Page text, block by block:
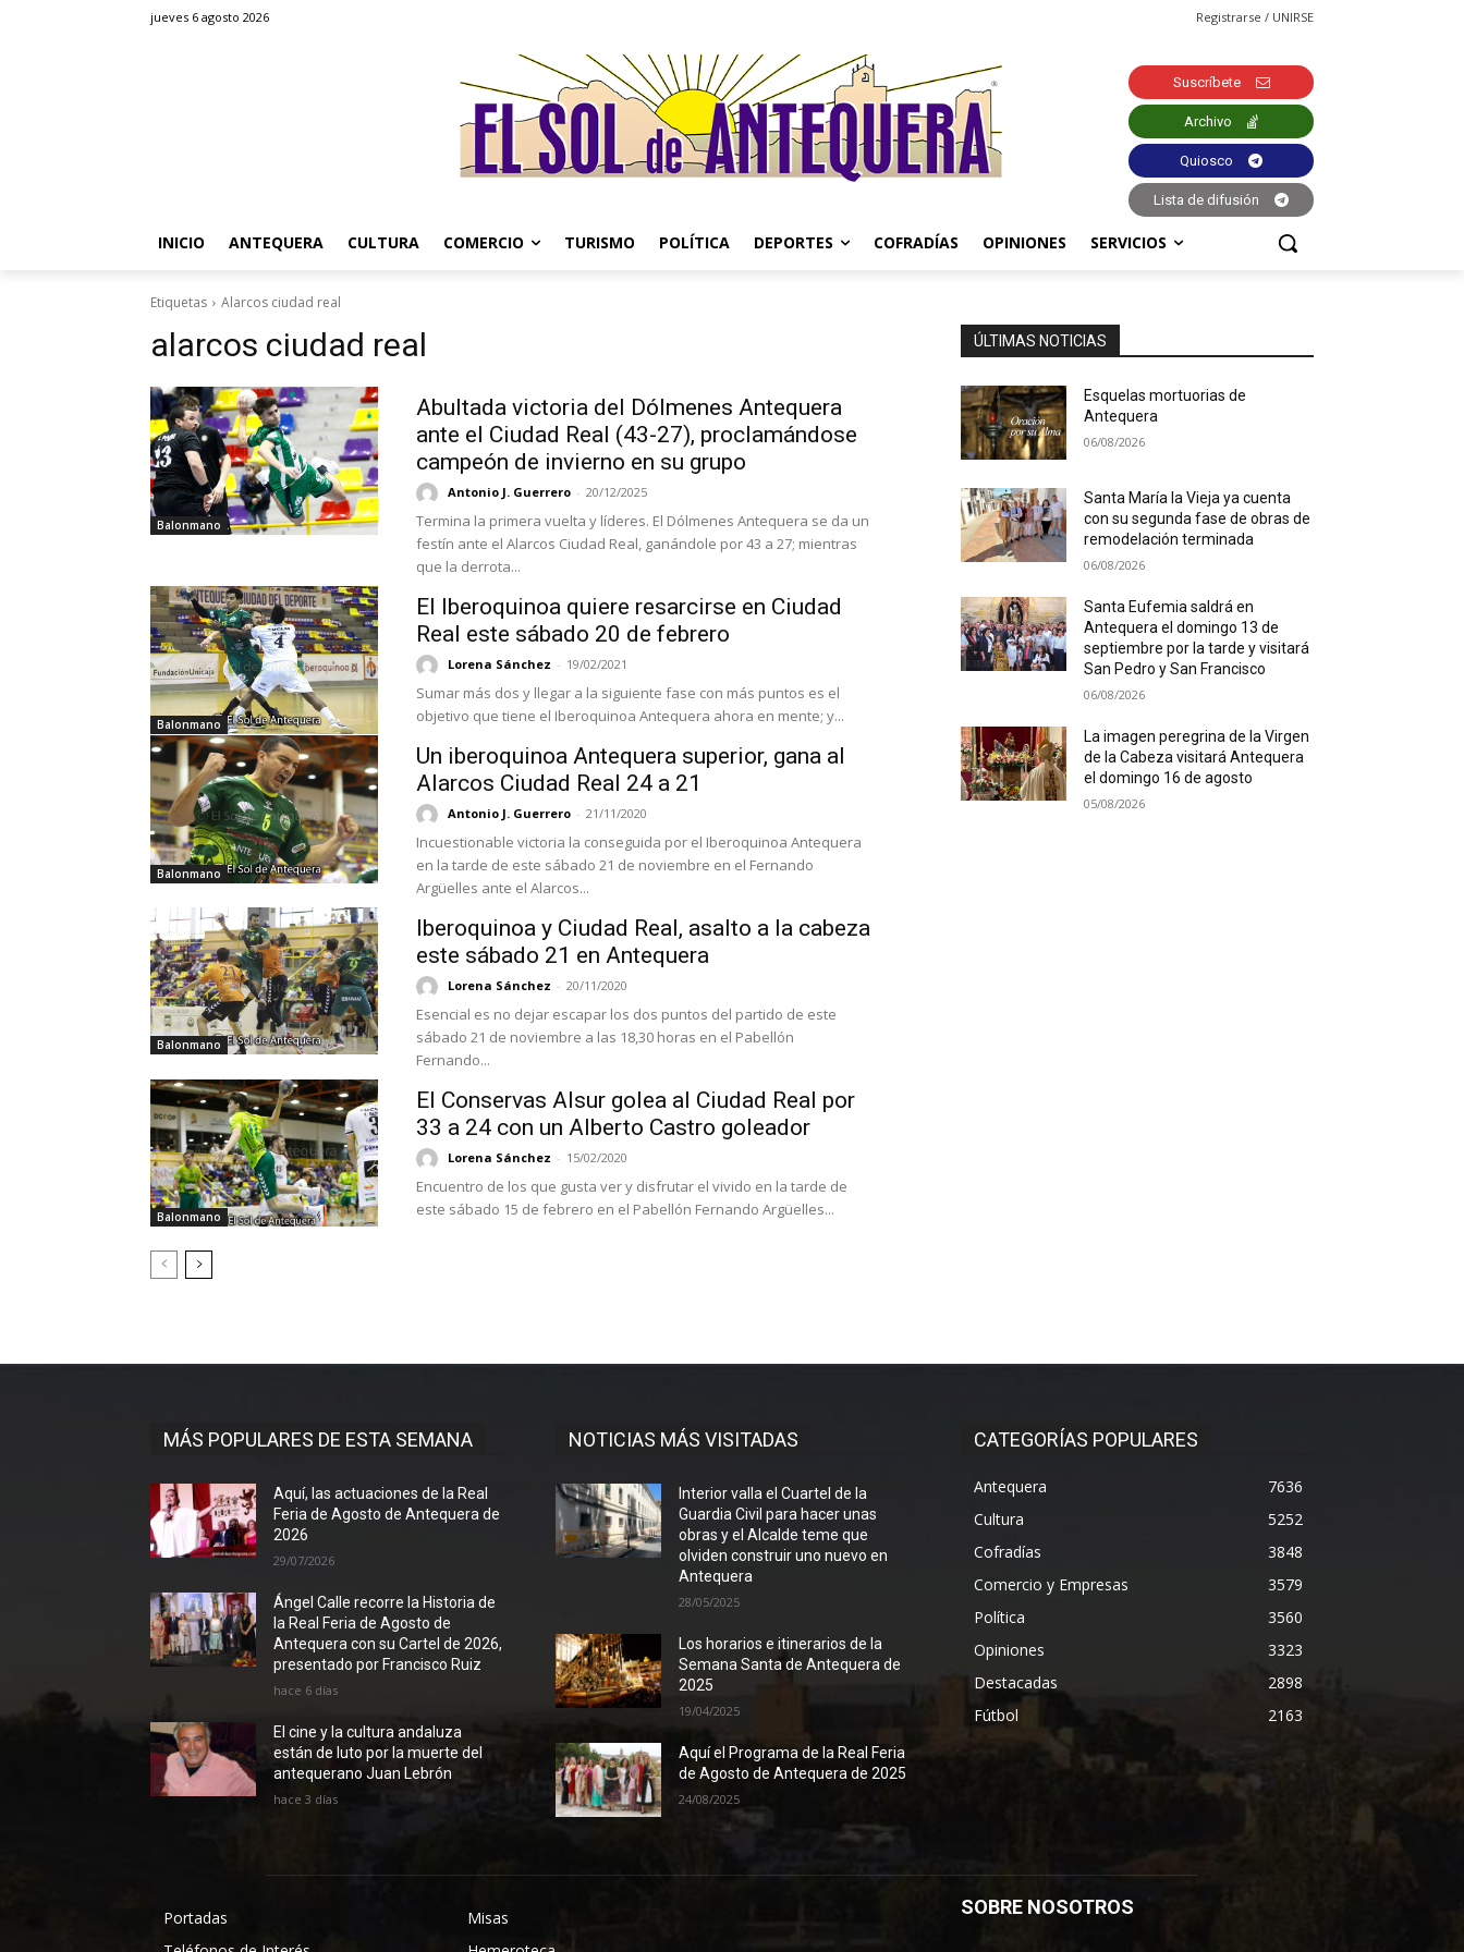
jueves 6 agosto 2026 Registrarse / UNIRSE
Suscríbete
Archivo
Quiosco
Lista de difusión
INICIO ANTEQUERA CULTURA COMERCIO TURISMO POLÍTICA DEPORTES COFRADÍAS OPINIONES SERVICIOS
Etiquetas Alarcos ciudad real
alarcos ciudad real
Balonmano
Abultada victoria del Dólmenes Antequera
ante el Ciudad Real (43-27), proclamándose
campeón de invierno en su grupo
Antonio J. Guerrero - 20/12/2025
Termina la primera vuelta y líderes. El Dólmenes Antequera se da un
festín ante el Alarcos Ciudad Real, ganándole por 43 a 27; mientras
que la derrota...
Balonmano
El Iberoquinoa quiere resarcirse en Ciudad
Real este sábado 20 de febrero
Lorena Sánchez - 19/02/2021
Sumar más dos y llegar a la siguiente fase con más puntos es el
objetivo que tiene el Iberoquinoa Antequera ahora en mente; y...
Balonmano
Un iberoquinoa Antequera superior, gana al
Alarcos Ciudad Real 24 a 21
Antonio J. Guerrero - 21/11/2020
Incuestionable victoria la conseguida por el Iberoquinoa Antequera
en la tarde de este sábado 21 de noviembre en el Fernando
Argüelles ante el Alarcos...
Balonmano
Iberoquinoa y Ciudad Real, asalto a la cabeza
este sábado 21 en Antequera
Lorena Sánchez - 20/11/2020
Esencial es no dejar escapar los dos puntos del partido de este
sábado 21 de noviembre a las 18,30 horas en el Pabellón
Fernando...
Balonmano
El Conservas Alsur golea al Ciudad Real por
33 a 24 con un Alberto Castro goleador
Lorena Sánchez - 15/02/2020
Encuentro de los que gusta ver y disfrutar el vivido en la tarde de
este sábado 15 de febrero en el Pabellón Fernando Argüelles...
ÚLTIMAS NOTICIAS
Esquelas mortuorias de
Antequera
06/08/2026
Santa María la Vieja ya cuenta
con su segunda fase de obras de
remodelación terminada
06/08/2026
Santa Eufemia saldrá en
Antequera el domingo 13 de
septiembre por la tarde y visitará
San Pedro y San Francisco
06/08/2026
La imagen peregrina de la Virgen
de la Cabeza visitará Antequera
el domingo 16 de agosto
05/08/2026
MÁS POPULARES DE ESTA SEMANA
Aquí, las actuaciones de la Real
Feria de Agosto de Antequera de
2026
29/07/2026
Ángel Calle recorre la Historia de
la Real Feria de Agosto de
Antequera con su Cartel de 2026,
presentado por Francisco Ruiz
hace 6 días
El cine y la cultura andaluza
están de luto por la muerte del
antequerano Juan Lebrón
hace 3 días
NOTICIAS MÁS VISITADAS
Interior valla el Cuartel de la
Guardia Civil para hacer unas
obras y el Alcalde teme que
olviden construir uno nuevo en
Antequera
28/05/2025
Los horarios e itinerarios de la
Semana Santa de Antequera de
2025
19/04/2025
Aquí el Programa de la Real Feria
de Agosto de Antequera de 2025
24/08/2025
CATEGORÍAS POPULARES
Antequera
7636
Cultura
5252
Cofradías
3848
Comercio y Empresas
3579
Política
3560
Opiniones
3323
Destacadas
2898
Fútbol
2163
Portadas
Misas
SOBRE NOSOTROS